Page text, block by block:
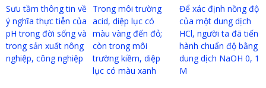
Sưu tầm thông tin về
ý nghĩa thực tiễn của
pH trong đời sống và
trong sản xuất nông
nghiệp, công nghiệp
Trong môi trường
acid, diệp lục có
màu vàng đến đỏ;
còn trong môi
trường kiềm, diệp
lục có màu xanh
Để xác định nồng độ
của một dung dịch
HCl, người ta đã tiến
hành chuẩn độ bằng
dung dịch NaOH 0, 1
M